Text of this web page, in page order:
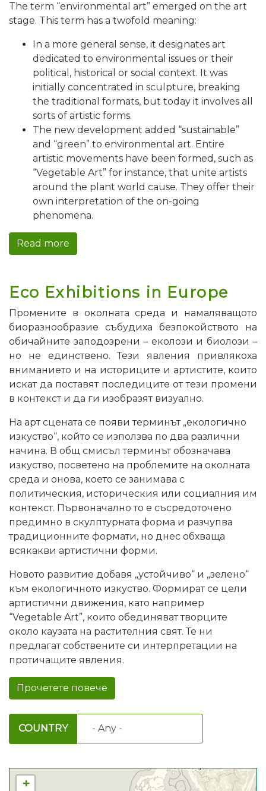
The term “environmental art” emerged on the art
stage. This term has a twofold meaning:
In a more general sense, it designates art
dedicated to environmental issues or their
political, historical or social context. It was
initially concentrated in sculpture, breaking
the traditional formats, but today it involves all
sorts of artistic forms.
The new development added “sustainable”
and “green” to environmental art. Entire
artistic movements have been formed, such as
“Vegetable Art” for instance, that unite artists
around the plant world cause. They offer their
own interpretation of the on-going
phenomena.
Read more
Eco Exhibitions in Europe
Промените в околната среда и намаляващото
биоразнообразие събудиха безпокойството на
обичайните заподозрени – еколози и биолози –
но не единствено. Тези явления привлякоха
вниманието и на историците и артистите, които
искат да поставят последиците от тези промени
в контекст и да ги изобразят визуално.
На арт сцената се появи терминът „екологично
изкуство“, който се използва по два различни
начина. В общ смисъл терминът обозначава
изкуство, посветено на проблемите на околната
среда и онова, което се занимава с
политическия, историческия или социалния им
контекст. Първоначално то е съсредоточено
предимно в скулптурната форма и разчупва
традиционните формати, но днес обхваща
всякакви артистични форми.
Новото развитие добавя „устойчиво“ и „зелено“
към екологичното изкуство. Формират се цели
артистични движения, като например
“Vegetable Art”, които обединяват творците
около каузата на растителния свят. Те ни
предлагат собствените си интерпретации на
протичащите явления.
Прочетете повече
COUNTRY
+